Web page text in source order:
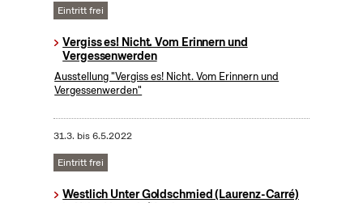
Eintritt frei
Vergiss es! Nicht. Vom Erinnern und
Vergessenwerden
Ausstellung "Vergiss es! Nicht. Vom Erinnern und
Vergessenwerden"
31.3. bis6.5.2022
Eintritt frei
Westlich Unter Goldschmied (Laurenz-Carré)